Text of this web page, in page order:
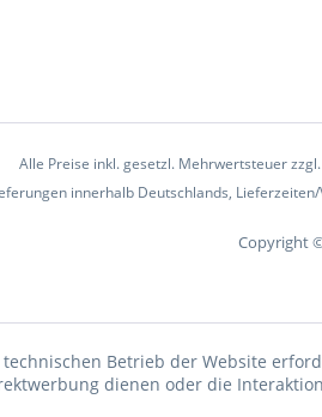
Alle Preise inkl. gesetzl. Mehrwertsteuer zzgl.
innerhalb Deutschlands,
Copyright
Betrieb der Website
dienen oder die